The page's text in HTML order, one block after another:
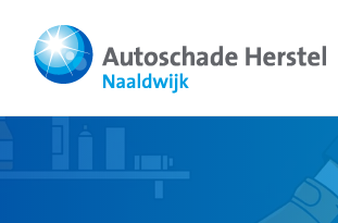
inhoud